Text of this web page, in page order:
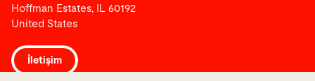
Hoffman Estates, IL 60192
United States
İletişim